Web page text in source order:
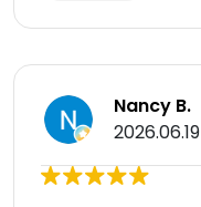
Nancy B.
2026.06.19